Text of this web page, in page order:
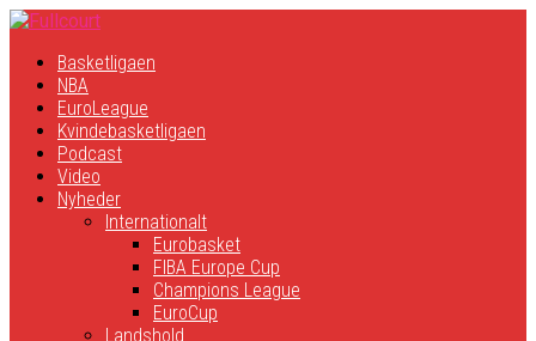
Basketligaen
NBA
EuroLeague
Kvindebasketligaen
Podcast
Video
Nyheder
Internationalt
Eurobasket
FIBA Europe Cup
Champions League
EuroCup
Landshold